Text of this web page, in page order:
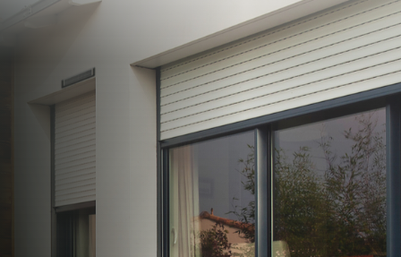
Distributeur Conseil
BUBENDORFF
Cholet
Artisan, Menuisier, TPE ou PME proche de
N2PRO Fermetures est votre référent Distributeur
Conseil BUBENDORFF officiel pour vous